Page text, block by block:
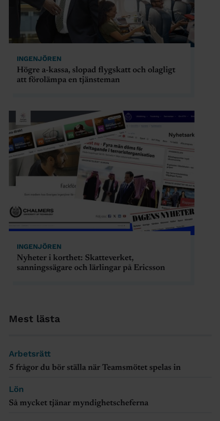
Mest lästa
Arbetsrätt
5 frågor du bör ställa när Teamsmötet spelas in
Lön
Så mycket tjänar myndighetscheferna
INGENJÖREN
Högre a-kassa, slopad flygskatt och olagligt
att förolämpa en tjänsteman
INGENJÖREN
Nyheter i korthet: Skatteverket,
sanningssägare och lärlingar på Ericsson